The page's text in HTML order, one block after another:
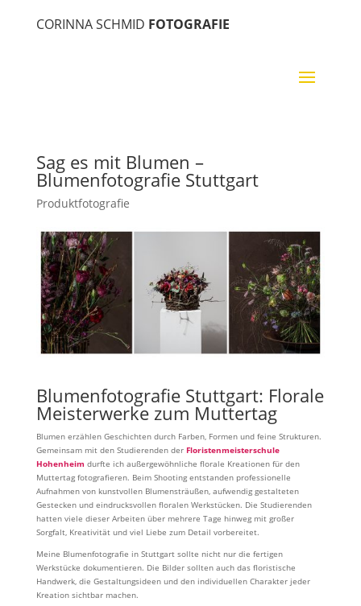
CORINNA SCHMID FOTOGRAFIE
Sag es mit Blumen –
Blumenfotografie Stuttgart
Produktfotografie
Blumenfotografie Stuttgart: Florale
Meisterwerke zum Muttertag
Blumen erzählen Geschichten durch Farben, Formen und feine Strukturen.
Gemeinsam mit den Studierenden der Floristenmeisterschule
Hohenheim durfte ich außergewöhnliche florale Kreationen für den
Muttertag fotografieren. Beim Shooting entstanden professionelle
Aufnahmen von kunstvollen Blumensträußen, aufwendig gestalteten
Gestecken und eindrucksvollen floralen Werkstücken. Die Studierenden
hatten viele dieser Arbeiten über mehrere Tage hinweg mit großer
Sorgfalt, Kreativität und viel Liebe zum Detail vorbereitet.
Meine Blumenfotografie in Stuttgart sollte nicht nur die fertigen
Werkstücke dokumentieren. Die Bilder sollten auch das floristische
Handwerk, die Gestaltungsideen und den individuellen Charakter jeder
Kreation sichtbar machen.